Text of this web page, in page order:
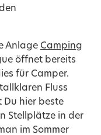
Anlage Camping
öffnet bereits
für Camper.
Fluss
Du hier beste
Stellplätze in der
im Sommer